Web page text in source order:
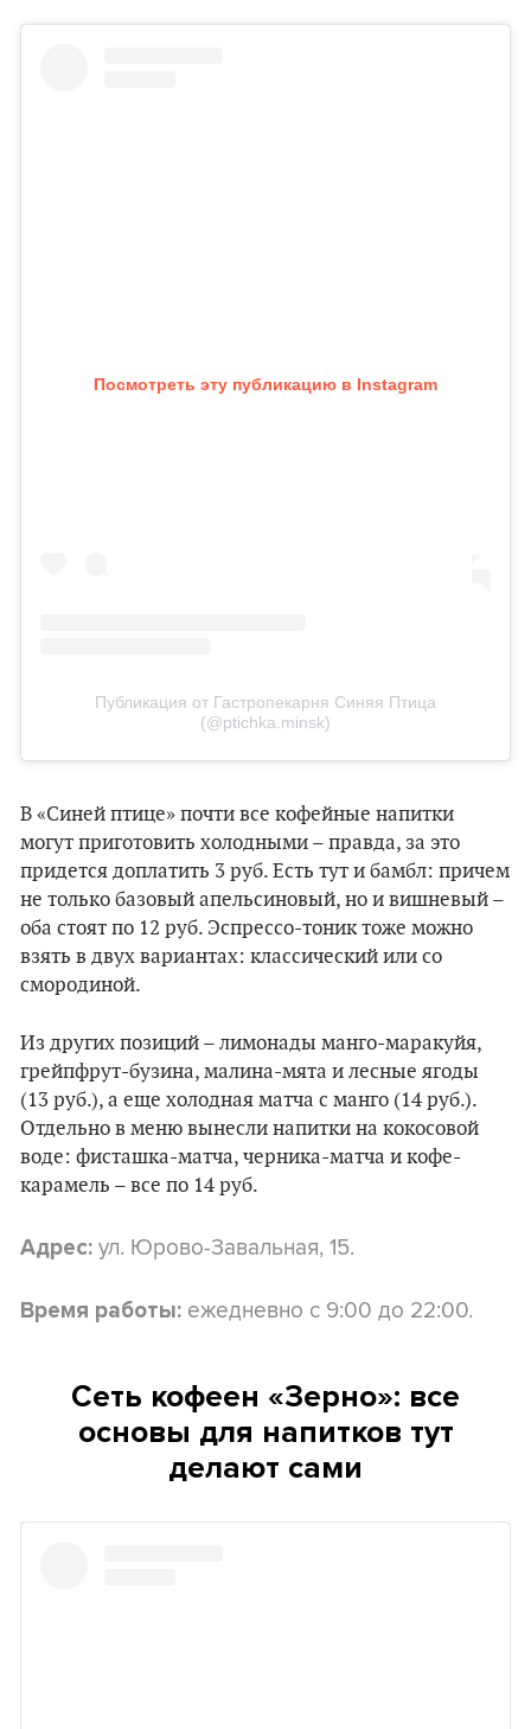
Посмотреть эту публикацию в Instagram
Публикация от Гастропекарня Синяя Птица
(@ptichka.minsk)
В «Синей птице» почти все кофейные напитки
могут приготовить холодными – правда, за это
придется доплатить 3 руб. Есть тут и бамбл: причем
не только базовый апельсиновый, но и вишневый –
оба стоят по 12 руб. Эспрессо-тоник тоже можно
взять в двух вариантах: классический или со
смородиной.
Из других позиций – лимонады манго-маракуйя,
грейпфрут-бузина, малина-мята и лесные ягоды
(13 руб.), а еще холодная матча с манго (14 руб.).
Отдельно в меню вынесли напитки на кокосовой
воде: фисташка-матча, черника-матча и кофе-
карамель – все по 14 руб.
Адрес: ул. Юрово-Завальная, 15.
Время работы: ежедневно с 9:00 до 22:00.
Сеть кофеен «Зерно»: все
основы для напитков тут
делают сами